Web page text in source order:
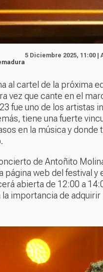
5 Diciembre 2025, 11:00 |
al cartel de la próxima
vez que cante en el
fue uno de los artistas
tiene una fuerte
en la música y donde
de Antoñito
página web del festival y
abierta de 12:00 a
importancia de